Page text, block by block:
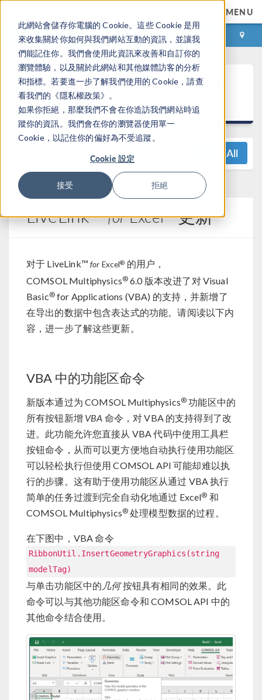
此網站會儲存你電腦的 Cookie。這些 Cookie 是用
來收集關於你如何與我們網站互動的資訊，並讓我
們能記住你。我們會使用此資訊來改善和自訂你的
瀏覽體驗，以及關於此網站和其他媒體訪客的分析
和指標。若要進一步了解我們使用的 Cookie，請查
看我們的《隱私權政策》。
如果你拒絕，那麼我們不會在你造訪我們網站時追
蹤你的資訊。我們會在你的瀏覽器使用單一
Cookie，以記住你的偏好為不受追蹤。
Cookie 設定
接受 拒絕
MENU
登录 咨询与购买
COMSOL Multiphysics® 6.0 发
布亮点
View All
LiveLink™forExcel®更新
对于 LiveLink™ for Excel® 的用户，
COMSOL Multiphysics® 6.0 版本改进了对 Visual
Basic®for Applications (VBA) 的支持，并新增了
在导出的数据中包含表达式的功能。请阅读以下内
容，进一步了解这些更新。
VBA 中的功能区命令
新版本通过为 COMSOL Multiphysics® 功能区中的
所有按钮新增 VBA 命令，对 VBA 的支持得到了改
进。此功能允许您直接从 VBA 代码中使用工具栏
按钮命令，从而可以更方便地自动执行使用功能区
可以轻松执行但使用 COMSOL API 可能却难以执
行的步骤。这有助于使用功能区从通过 VBA 执行
简单的任务过渡到完全自动化地通过 Excel® 和
COMSOL Multiphysics® 处理模型数据的过程。
在下图中，VBA 命令
RibbonUtil.InsertGeometryGraphics(string
modelTag)
与单击功能区中的 几何按钮具有相同的效果。此
命令可以与其他功能区命令和 COMSOL API 中的
其他命令结合使用。